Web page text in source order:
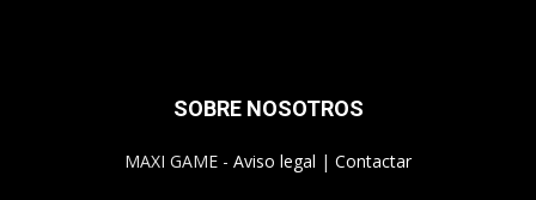
SOBRE NOSOTROS
MAXI GAME - Aviso legal | Contactar